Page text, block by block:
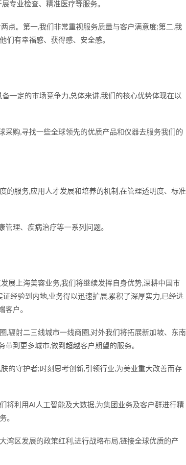
专业检查、精准医疗等服务。
点。第一,我们非常重视服务质量与客户满意度;第二,我
们有幸福感、获得感、安全感。
一定的市场竞争力,总体来讲,我们的核心优势体现在以
购,寻找一些全球领先的优质产品和仪器去服务我们的
的服务,应用人才发展和培养的机制,在管理透明度、标准
理、疾病治疗等一系列问题。
展上海美容业务,我们将继续发挥自身优势,深耕中国市
经验到内地,业务得以迅速扩展,累积了深厚实力,已经进
客户。
,辐射二三线城市一线商圈,对外我们将拓展新加坡、东南
到更多城市,做到超越客户期望的服务。
的守护者;时刻思考创新,引领行业,为美业重大改善而存
将利用AI人工智能及大数据,为集团业务及客户群进行精
。
湾区发展的政策红利,进行战略布局,链接全球优质的产